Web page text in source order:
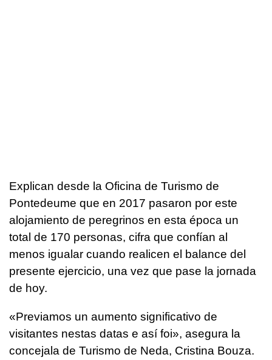
Explican desde la Oficina de Turismo de
Pontedeume que en 2017 pasaron por este
alojamiento de peregrinos en esta época un
total de 170 personas, cifra que confían al
menos igualar cuando realicen el balance del
presente ejercicio, una vez que pase la jornada
de hoy.
«Previamos un aumento significativo de
visitantes nestas datas e así foi», asegura la
concejala de Turismo de Neda, Cristina Bouza.